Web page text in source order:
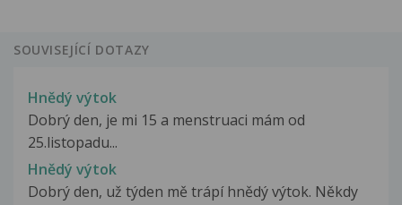
SOUVISEJÍCÍ DOTAZY
Hnědý výtok
Dobrý den, je mi 15 a menstruaci mám od
25.listopadu...
Hnědý výtok
Dobrý den, už týden mě trápí hnědý výtok. Někdy